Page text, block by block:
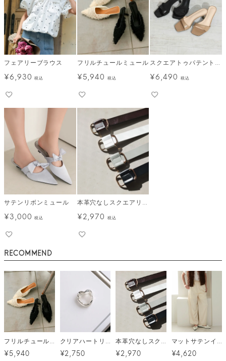
フェアリーブラウス
¥6,930 税込
フリルチュールミュール
¥5,940 税込
スクエアトゥパテントミュール
¥6,490 税込
サテンリボンミュール
¥3,000 税込
本革穴なしスクエアリングベルト メール便
¥2,970 税込
RECOMMEND
¥5,940 ¥2,750 ¥2,970 ¥4,620